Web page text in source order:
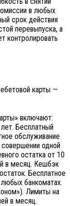
в любых
срок действия
перевыпуска, а
контролировать
включают:
Бесплатный
обслуживание
совершении одной
остатка от 10
в месяц. Кешбэк
Бесплатное
банкоматах.
Лимиты на
в месяц.